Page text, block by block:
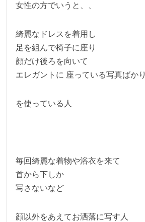
女性の方でいうと、、
綺麗なドレスを着用し
足を組んで椅子に座り
顔だけ後ろを向いて
エレガントに 座っている写真ばかり
を使っている人
毎回綺麗な着物や浴衣を来て
首から下しか
写さないなど
顔以外をあえてお洒落に写す人